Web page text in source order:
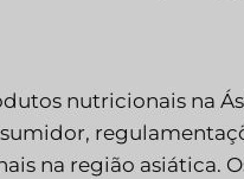
nutricionais na
na região asiática.